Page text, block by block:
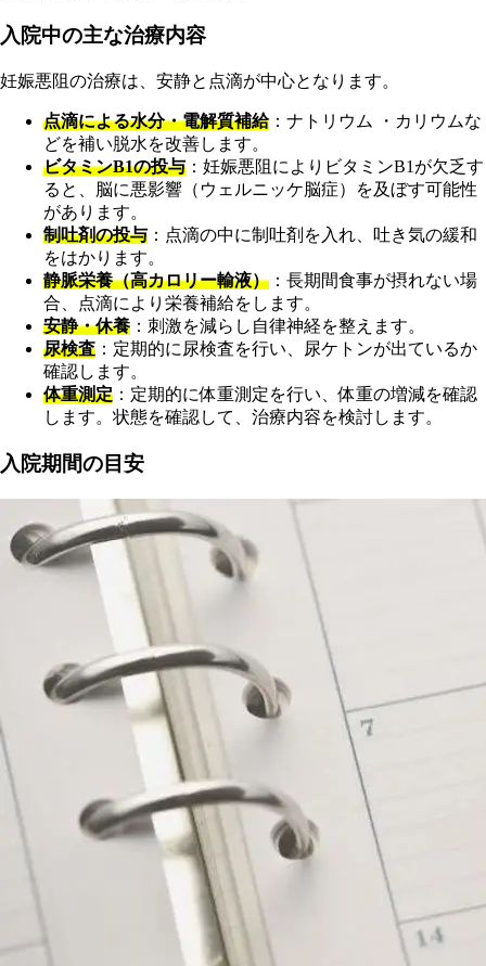
入院中の主な治療内容
妊娠悪阻の治療は、安静と点滴が中心となります。
点滴による水分・電解質補給：ナトリウム ・カリウムな
どを補い脱水を改善します。
ビタミンB1の投与 ：妊娠悪阻によりビタミンB1が欠乏す
ると、脳に悪影響（ウェルニッケ脳症）を及ぼす可能性
があります。
制吐剤の投与 ：点滴の中に制吐剤を入れ、吐き気の緩和
をはかります。
静脈栄養（高カロリー輸液） ：長期間食事が摂れない場
合、点滴により栄養補給をします。
安静・休養 ：刺激を減らし自律神経を整えます。
尿検査 ：定期的に尿検査を行い、尿ケトンが出ているか
確認します。
体重測定 ：定期的に体重測定を行い、体重の増減を確認
します。状態を確認して、治療内容を検討します。
入院期間の目安